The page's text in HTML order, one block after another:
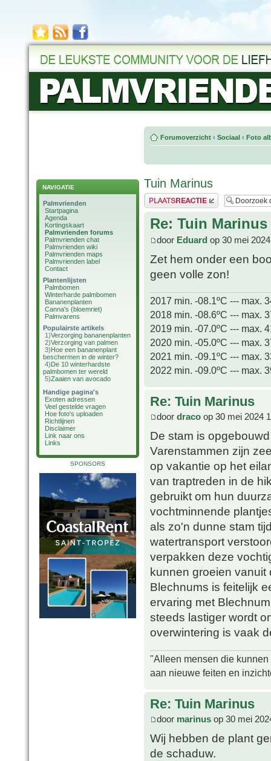
NAVIGATIE
Palmvrienden
Startpagina
Agenda
Kortingskaart
Palmvrienden forums
Palmvrienden chat
Palmvrienden wiki
Palmvrienden maps
Palmvrienden label
Contact
Plantenlijsten
Palmbomen
Winterharde palmbomen
Bananenplanten
Canna's (bloemriet)
Palmvarens
Populairste artikels
1)Verzorging bananenplanten
2)Verzorging van palmen
3)Hoe een bananenplant
beschermen in de winter?
4)De 10 winterhardste
palmbomen ter wereld
5)Zaaien van avocado
Handige pagina's
Exoten adressen
Veel gestelde vragen
Hoe foto's uploaden
Richtlijnen
Disclaimer
Link naar ons
Links
SPONSORS
Forumoverzicht ‹ Sociaal ‹ Foto
Tuin Marinus
Plaats een reactie
Re: Tuin Marinus
door Eduard op 30 mei
Zet hem onder een
geen volle zon!
2017 min. -08.1ºC --- max.
2018 min. -08.6ºC --- max.
2019 min. -07.0ºC --- max.
2020 min. -05.0ºC --- max.
2021 min. -09.1ºC --- max.
2022 min. -09.0ºC --- max.
Re: Tuin Marinus
door draco op 30 mei 2024
De stam is
Varenstammen zijn
op vakantie op het
van traptreden in de
gebruikt om hun
vochtminnende
als zo'n dunne stam
watertransport
verpakken deze
kunnen groeien vanuit
Blechnums is feitelijk
ervaring met
steeds lastiger wordt
overwintering is vaak
"Alleen mensen die
aan nieuwe feiten en
Re: Tuin Marinus
door marinus op 30 mei
Wij hebben de plant
de schaduw.